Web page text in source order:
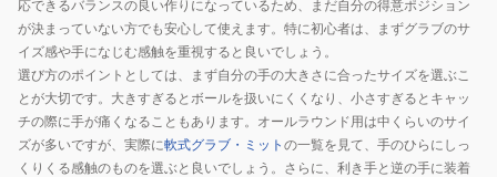
応できるバランスの良い作りになっているため、まだ自分の得意ポジション
が決まっていない方でも安心して使えます。特に初心者は、まずグラブのサ
イズ感や手になじむ感触を重視すると良いでしょう。
選び方のポイントとしては、まず自分の手の大きさに合ったサイズを選ぶこ
とが大切です。大きすぎるとボールを扱いにくくなり、小さすぎるとキャッ
チの際に手が痛くなることもあります。オールラウンド用は中くらいのサイ
ズが多いですが、実際に軟式グラブ・ミット の一覧を見て、手のひらにしっ
くりくる感触のものを選ぶと良いでしょう。さらに、利き手と逆の手に装着